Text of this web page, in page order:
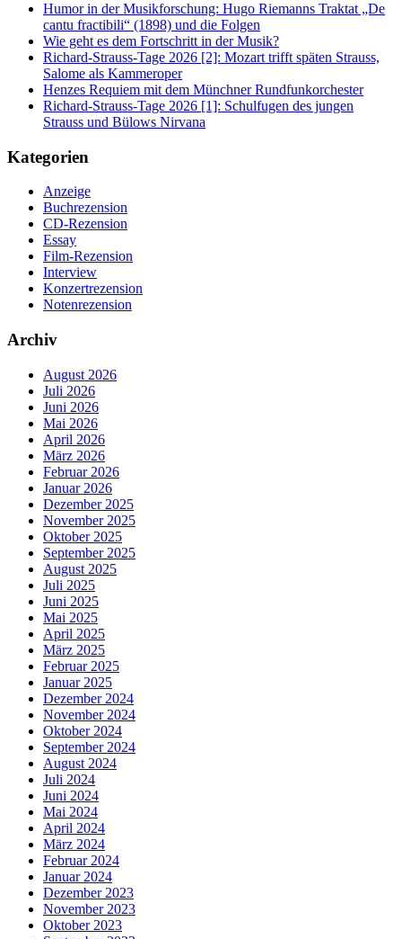
Humor in der Musikforschung: Hugo Riemanns Traktat „De
cantu fractibili“ (1898) und die Folgen
Wie geht es dem Fortschritt in der Musik?
Richard-Strauss-Tage 2026 [2]: Mozart trifft späten Strauss,
Salome als Kammeroper
Henzes Requiem mit dem Münchner Rundfunkorchester
Richard-Strauss-Tage 2026 [1]: Schulfugen des jungen
Strauss und Bülows Nirvana
Kategorien
Anzeige
Buchrezension
CD-Rezension
Essay
Film-Rezension
Interview
Konzertrezension
Notenrezension
Archiv
August 2026
Juli 2026
Juni 2026
Mai 2026
April 2026
März 2026
Februar 2026
Januar 2026
Dezember 2025
November 2025
Oktober 2025
September 2025
August 2025
Juli 2025
Juni 2025
Mai 2025
April 2025
März 2025
Februar 2025
Januar 2025
Dezember 2024
November 2024
Oktober 2024
September 2024
August 2024
Juli 2024
Juni 2024
Mai 2024
April 2024
März 2024
Februar 2024
Januar 2024
Dezember 2023
November 2023
Oktober 2023